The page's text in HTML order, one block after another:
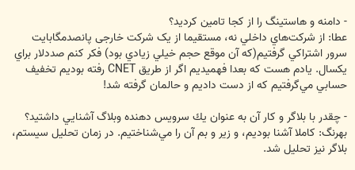
- دامنه و هاستينگ را از كجا تامين كرديد؟
عطا: از شركت‌هاي داخلي نه، مستقيما از يک شرکت خارجی پانصدمگابايت
سرور اشتراكي گرفتيم(كه آن موقع حجم خيلي زيادي بود) فكر كنم صددلار براي
يكسال. يادم هست كه بعدا فهميديم اگر از طريق CNET رفته بوديم تخفيف
حسابي مي‌گرفتيم كه از دست داديم و حالمان گرفته شد!
- چقدر با بلاگر و كار آن به عنوان يك سرويس دهنده وبلاگ آشنايي داشتيد؟
بهرنگ: كاملا آشنا بوديم، و زير و بم آن را مي‌شناختيم. در زمان تحليل سيستم،
بلاگر نيز تحليل شد.